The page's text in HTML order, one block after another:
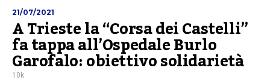
21/07/2021
A Trieste la “Corsa dei Castelli”
fa tappa all’Ospedale Burlo
Garofalo: obiettivo solidarietà
10k